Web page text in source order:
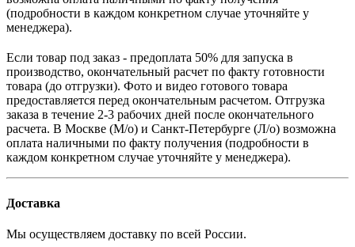
(подробности в каждом конкретном случае уточняйте у
менеджера).
Если товар под заказ - предоплата 50% для запуска в
производство, окончательный расчет по факту готовности
товара (до отгрузки). Фото и видео готового товара
предоставляется перед окончательным расчетом. Отгрузка
заказа в течение 2-3 рабочих дней после окончательного
расчета. В Москве (М/о) и Санкт-Петербурге (Л/о) возможна
оплата наличными по факту получения (подробности в
каждом конкретном случае уточняйте у менеджера).
Доставка
Мы осуществляем доставку по всей России.